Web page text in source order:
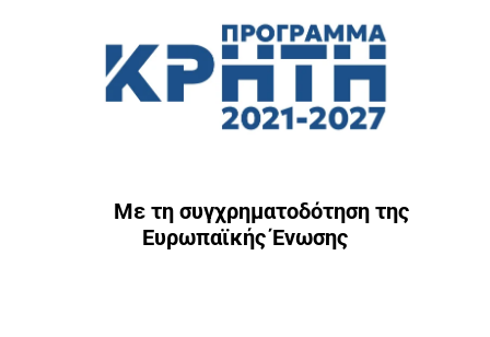
Με τη συγχρηματοδότηση της
Ευρωπαϊκής Ένωσης